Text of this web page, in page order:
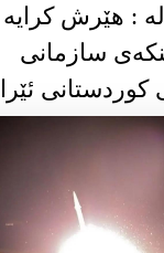
: هێرش کرایە
سازمانی
کوردستانی